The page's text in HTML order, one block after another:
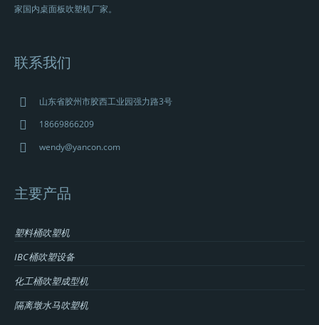
家国内桌面板吹塑机厂家。
联系我们
山东省胶州市胶西工业园强力路3号
18669866209
wendy@yancon.com
主要产品
塑料桶吹塑机
IBC桶吹塑设备
化工桶吹塑成型机
隔离墩水马吹塑机